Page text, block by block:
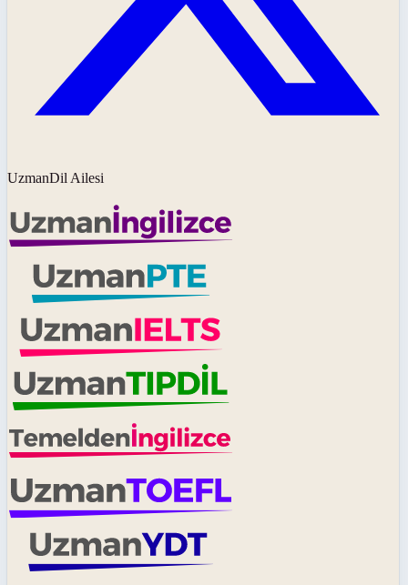
UzmanDil Ailesi